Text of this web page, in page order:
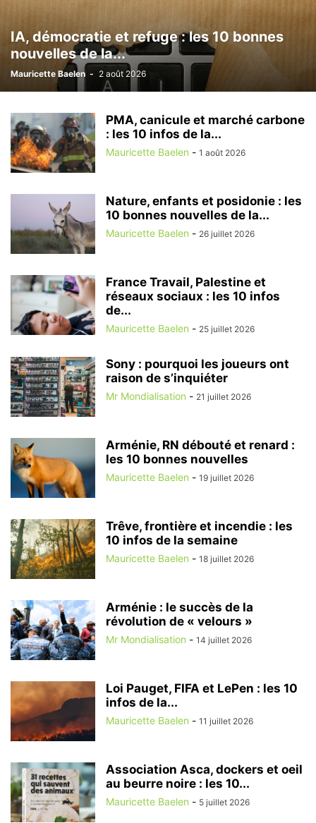
IA, démocratie et refuge : les 10 bonnes
nouvelles de la...
Mauricette Baelen - 2 août 2026
PMA, canicule et marché carbone
: les 10 infos de la...
Mauricette Baelen - 1 août 2026
Nature, enfants et posidonie : les
10 bonnes nouvelles de la...
Mauricette Baelen - 26 juillet 2026
France Travail, Palestine et
réseaux sociaux : les 10 infos
de...
Mauricette Baelen - 25 juillet 2026
Sony : pourquoi les joueurs ont
raison de s’inquiéter
Mr Mondialisation - 21 juillet 2026
Arménie, RN débouté et renard :
les 10 bonnes nouvelles
Mauricette Baelen - 19 juillet 2026
Trêve, frontière et incendie : les
10 infos de la semaine
Mauricette Baelen - 18 juillet 2026
Arménie : le succès de la
révolution de « velours »
Mr Mondialisation - 14 juillet 2026
Loi Pauget, FIFA et LePen : les 10
infos de la...
Mauricette Baelen - 11 juillet 2026
Association Asca, dockers et oeil
au beurre noire : les 10...
Mauricette Baelen - 5 juillet 2026